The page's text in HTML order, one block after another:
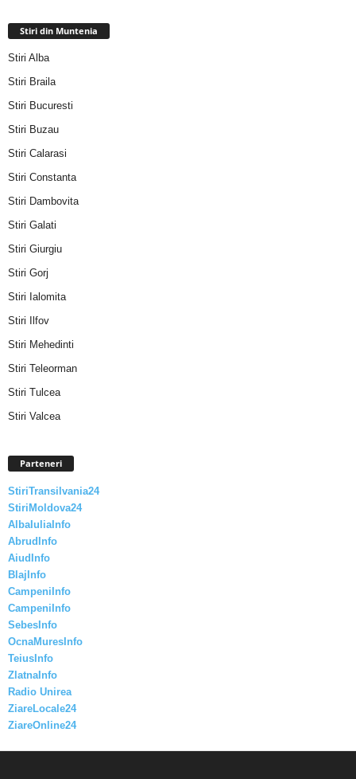
Stiri din Muntenia
Stiri Alba
Stiri Braila
Stiri Bucuresti
Stiri Buzau
Stiri Calarasi
Stiri Constanta
Stiri Dambovita
Stiri Galati
Stiri Giurgiu
Stiri Gorj
Stiri Ialomita
Stiri Ilfov
Stiri Mehedinti
Stiri Teleorman
Stiri Tulcea
Stiri Valcea
Parteneri
StiriTransilvania24
StiriMoldova24
AlbaIuliaInfo
AbrudInfo
AiudInfo
BlajInfo
CampeniInfo
CampeniInfo
SebesInfo
OcnaMuresInfo
TeiusInfo
ZlatnaInfo
Radio Unirea
ZiareLocale24
ZiareOnline24